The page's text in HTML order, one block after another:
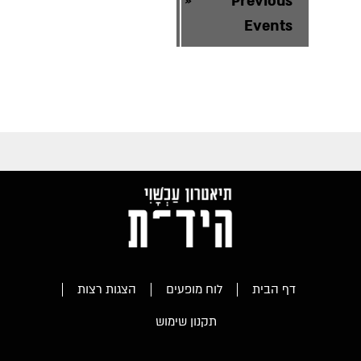
Events
דף הבית לוח מופעים
הצגות רצות
תקנון שימוש